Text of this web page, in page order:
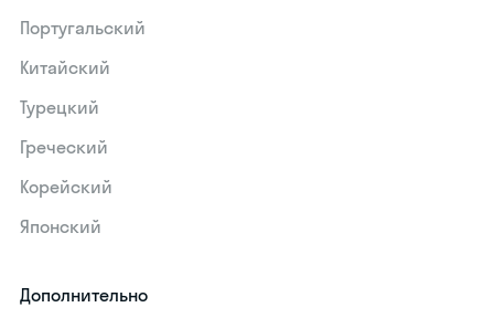
Португальский
Китайский
Турецкий
Греческий
Корейский
Японский
Дополнительно